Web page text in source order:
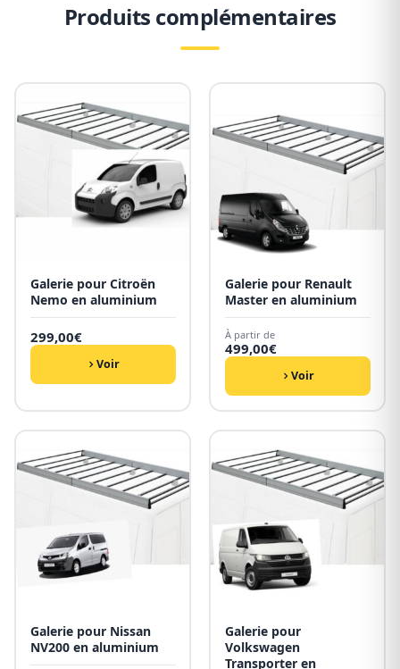
Produits complémentaires
Galerie pour Citroën
Nemo en aluminium
299,00€
Voir
Galerie pour Renault
Master en aluminium
À partir de
499,00€
Voir
Galerie pour Nissan
NV200 en aluminium
Galerie pour
Volkswagen
Transporter en